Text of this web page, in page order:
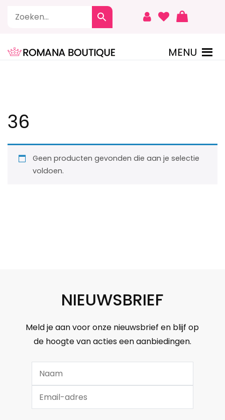
MENU
36
Geen producten gevonden die aan je selectie
voldoen.
NIEUWSBRIEF
Meld je aan voor onze nieuwsbrief en blijf op
de hoogte van acties een aanbiedingen.